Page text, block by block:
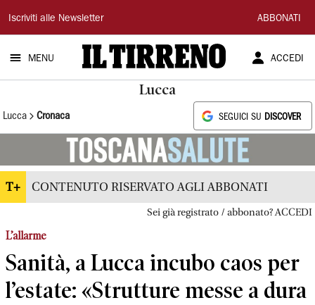
Il
Tirreno
Iscriviti alle Newsletter ABBONATI
MENU ACCEDI
Lucca
Lucca Cronaca SEGUICI SU DISCOVER
T+ CONTENUTO RISERVATO AGLI ABBONATI
Sei già registrato / abbonato? ACCEDI
L’allarme
Sanità, a Lucca incubo caos per
l’estate: «Strutture messe a dura